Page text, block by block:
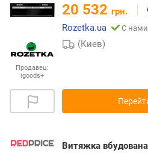
Продавец:
igoods+
20 532 грн.
Rozetka.ua
С нами
(Киев)
Витяжка